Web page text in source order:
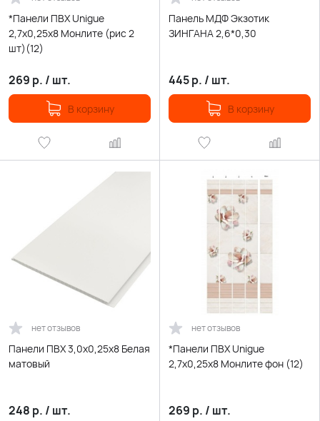
*Панели ПВХ Unigue
2,7х0,25х8 Монлите (рис 2
шт)(12)
269 р. / шт.
В корзину
Панель МДФ Экзотик
ЗИНГАНА 2,6*0,30
445р. / шт.
В корзину
нет отзывов
Панели ПВХ 3,0х0,25х8 Белая
матовый
248 р. / шт.
нет отзывов
*Панели ПВХ Unigue
2,7х0,25х8 Монлите фон (12)
269 р. / шт.